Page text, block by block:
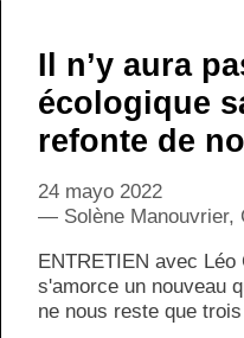
Il n’y aura
écologique
refonte de
24 mayo 2022
Solène Manouvrier,
‍ENTRETIEN avec Léo
s'amorce un nouveau
ne nous reste que